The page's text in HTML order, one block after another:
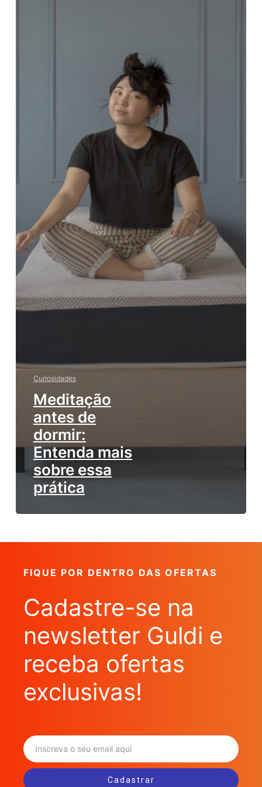
Curiosidades
Meditação
antes de
dormir:
Entenda mais
sobre essa
prática
FIQUE POR DENTRO DAS OFERTAS
Cadastre-se na
newsletter Guldi e
receba ofertas
exclusivas!